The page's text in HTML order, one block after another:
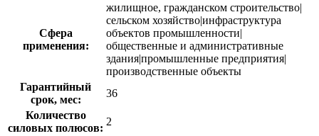
Сфера
применения:
жилищное, гражданском строительство|
сельском хозяйство|инфраструктура
объектов промышленности|
общественные и административные
здания|промышленные предприятия|
производственные объекты
Гарантийный
срок, мес:
36
Количество
силовых полюсов:
2